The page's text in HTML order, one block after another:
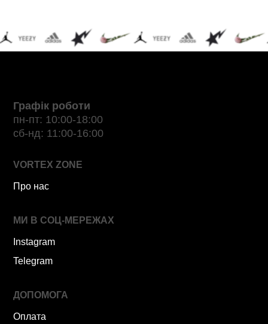
Графік роботи
пн-пт: 10:00-18:00
сб-нд: 11:00-16:00
VORTEX ZONE
Про нас
МИ В СОЦ-МЕРЕЖАХ
Instagram
Telegram
ДОПОМОГА
Оплата